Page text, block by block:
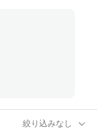
絞り込みなし